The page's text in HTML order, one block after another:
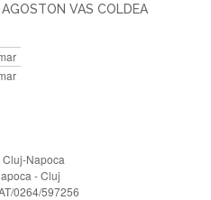
VAS COLDEA
Cluj-Napoca
- Cluj
0264/597256